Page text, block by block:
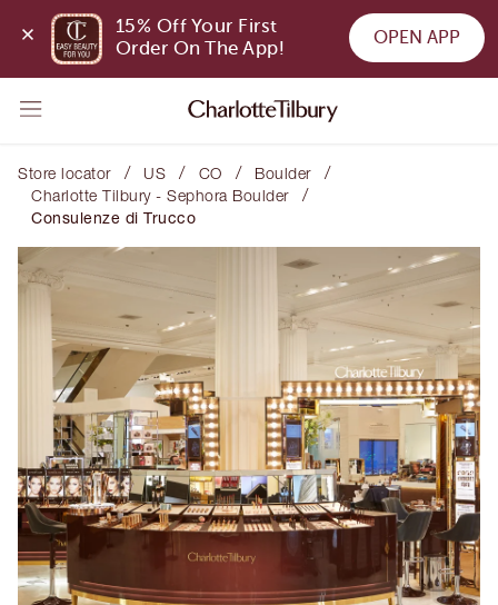
15% Off Your First
Order On The App!
OPEN APP
Store locator / US / CO / Boulder /
Charlotte Tilbury - Sephora Boulder /
Consulenze di Trucco